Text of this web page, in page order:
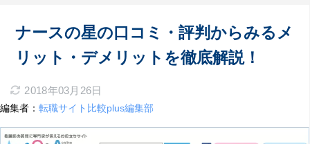
ナースの星の口コミ・評判からみるメ
リット・デメリットを徹底解説！
2018年03月26日
編集者： 転職サイト比較plus編集部